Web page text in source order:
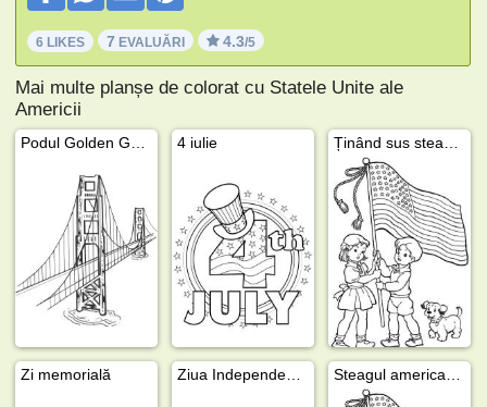
6 LIKES 7 EVALUĂRI 4.3/5
Mai multe planșe de colorat cu Statele Unite ale
Americii
4 iulie
Zi memorială